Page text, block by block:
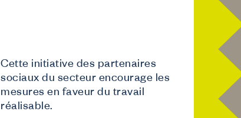
Cette initiative des partenaires
sociaux du secteur encourage les
mesures en faveur du travail
réalisable.